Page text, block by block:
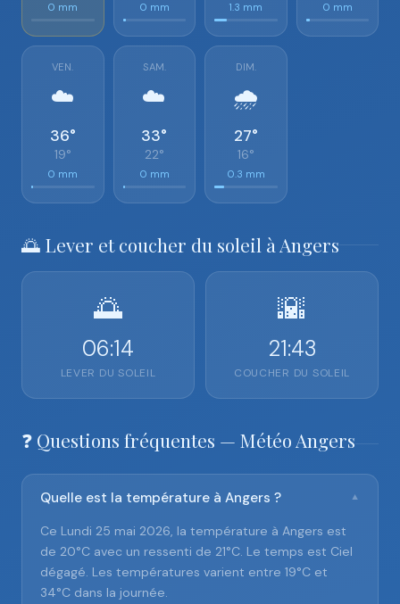
0 mm 0 mm 1.3 mm 0 mm
VEN.
☁️
36°
19°
0 mm
SAM.
☁️
33°
22°
0 mm
DIM.
🌧️
27°
16°
0.3 mm
🌅 Lever et coucher du soleil à Angers
🌅
06:14
LEVER DU SOLEIL
🌇
21:43
COUCHER DU SOLEIL
❓ Questions fréquentes — Météo Angers
Quelle est la température à Angers ? ▼
Ce Lundi 25 mai 2026, la température à Angers est
de 20°C avec un ressenti de 21°C. Le temps est Ciel
dégagé. Les températures varient entre 19°C et
34°C dans la journée.